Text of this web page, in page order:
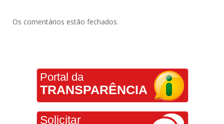
Os comentários estão fechados.
Portal da
TRANSPARÊNCIA
Solicitar